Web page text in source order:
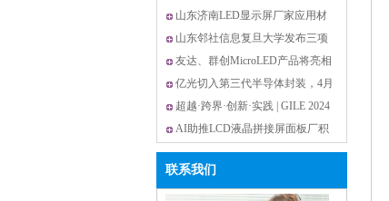
份拟2亿控股PRE
山东济南LED显示屏厂家应用材
料公司研发新型M
山东邻社信息复旦大学发布三项
应用光谱领域创
友达、群创MicroLED产品将亮相
SID显示周
亿光切入第三代半导体封装，4月
营收创近23个月
超越·跨界·创新·实践 | GILE 2024
规模创历史新高
AI助推LCD液晶拼接屏面板厂积
极变身Tier 1
联系我们